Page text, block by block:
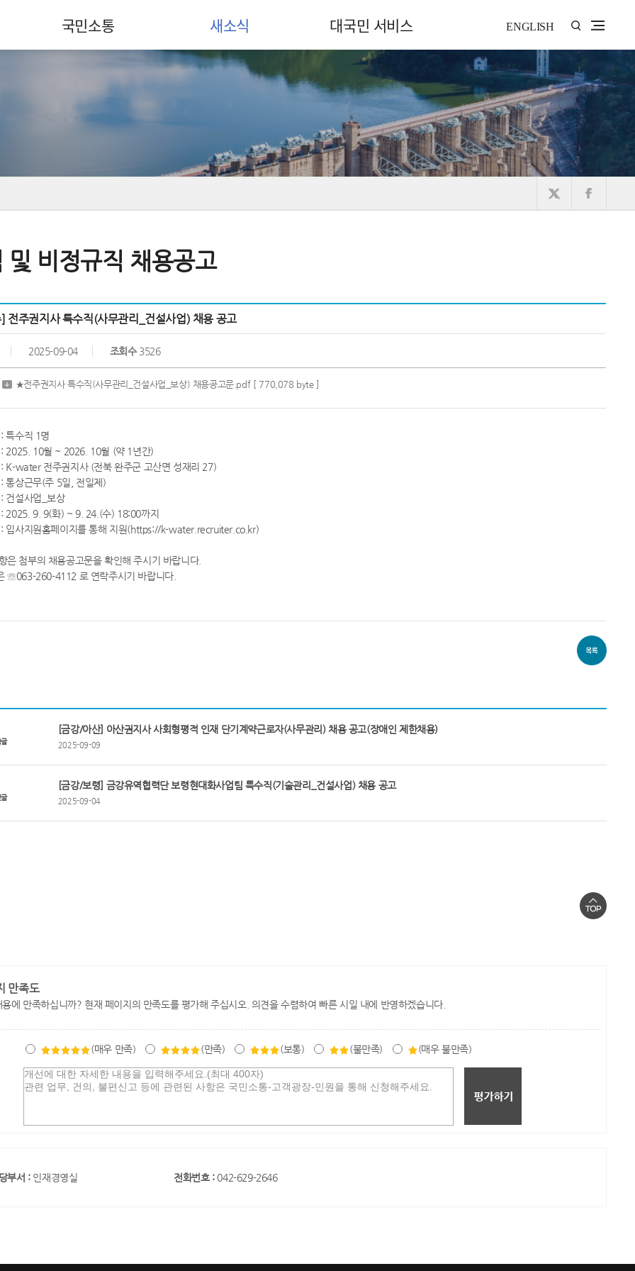
국민소통 새소식 대국민 서비스 ENGLISH
및 비정규직 채용공고
전주권지사 특수직(사무관리_건설사업) 채용 공고
2025-09-04 조회수3526
★전주권지사 특수직(사무관리_건설사업_보상) 채용공고문.pdf [ 770,078 byte ]
특수직 1명
2025. 10월 ~ 2026. 10월 (약 1년간)
K-water 전주권지사 (전북 완주군 고산면 성재리 27)
통상근무(주 5일, 전일제)
건설사업_보상
2025. 9. 9(화) ~ 9. 24.(수) 18:00까지
입사지원홈페이지를 통해 지원(https://k-water.recruiter.co.kr)
은 첨부의 채용공고문을 확인해 주시기 바랍니다.
☏063-260-4112 로 연락주시기 바랍니다.
[금강/아산] 아산권지사 사회형평적 인재 단기계약근로자(사무관리) 채용 공고(장애인 제한채용)
2025-09-09
[금강/보령] 금강유역협력단 보령현대화사업팀 특수직(기술관리_건설사업) 채용 공고
2025-09-04
만족도
에 만족하십니까? 현재 페이지의 만족도를 평가해 주십시오. 의견을 수렴하여 빠른 시일 내에 반영하겠습니다.
(매우 만족) (만족) (보통) (불만족) (매우 불만족)
부서 : 인재경영실 전화번호 : 042-629-2646